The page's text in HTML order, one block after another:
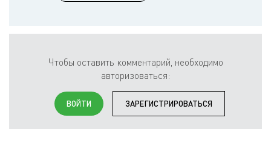
Чтобы оставить комментарий, необходимо
авторизоваться:
ВОЙТИ ЗАРЕГИСТРИРОВАТЬСЯ